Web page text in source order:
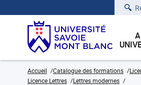
Accueil Catalogue des formations
Licence Lettres
Lettres modernes